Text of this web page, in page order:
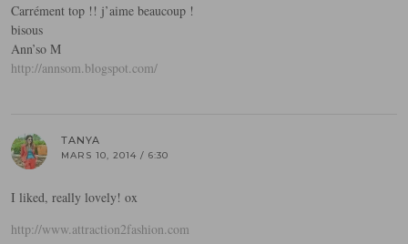
Carrément top !! j’aime beaucoup !
bisous
Ann’so M
http://annsom.blogspot.com/
TANYA
MARS 10, 2014 / 6:30
I liked, really lovely! ox
http://www.attraction2fashion.com